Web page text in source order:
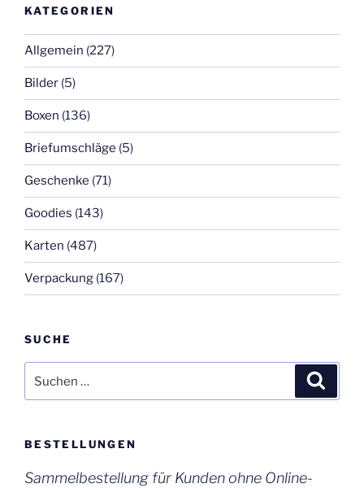
KATEGORIEN
Allgemein (227)
Bilder (5)
Boxen (136)
Briefumschläge (5)
Geschenke (71)
Goodies (143)
Karten (487)
Verpackung (167)
SUCHE
nach:
BESTELLUNGEN
Sammelbestellung für Kunden ohne Online-